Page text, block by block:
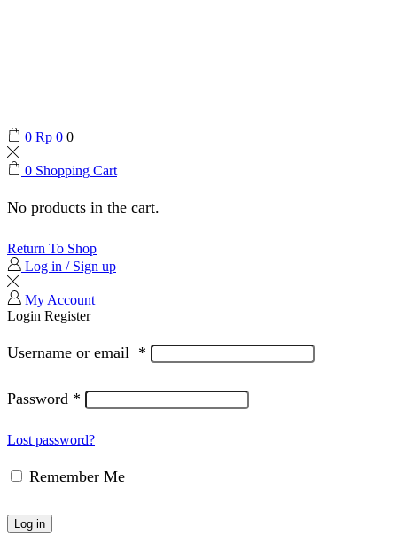
0 Rp 0 0
0 Shopping Cart
No products in the cart.
Return To Shop
Log in / Sign up
My Account
Login Register
Username or email *
Password *
Lost password?
Remember Me
Log in